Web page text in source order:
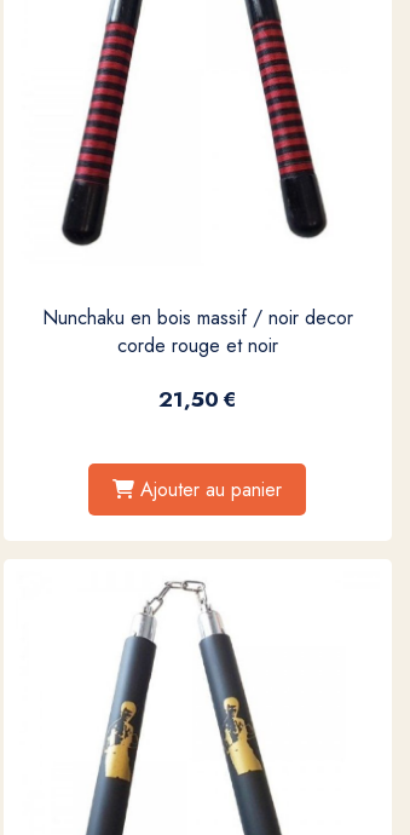
Nunchaku en bois massif / noir decor
corde rouge et noir
21,50€
Ajouter au panier